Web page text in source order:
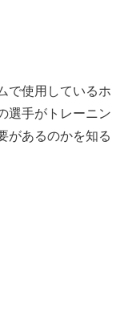
で使用しているホ
選手がトレーニン
があるのかを知る